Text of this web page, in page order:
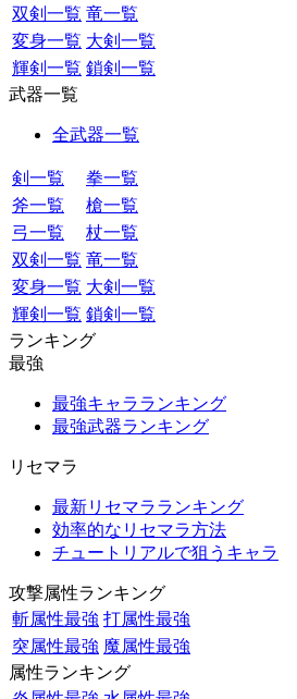
双剣一覧 竜一覧
変身一覧 大剣一覧
輝剣一覧 鎖剣一覧
武器一覧
全武器一覧
剣一覧
拳一覧
斧一覧
槍一覧
弓一覧
杖一覧
双剣一覧 竜一覧
変身一覧 大剣一覧
輝剣一覧 鎖剣一覧
ランキング
最強
最強キャラランキング
最強武器ランキング
リセマラ
最新リセマラランキング
効率的なリセマラ方法
チュートリアルで狙うキャラ
攻撃属性ランキング
斬属性最強 打属性最強
突属性最強 魔属性最強
属性ランキング